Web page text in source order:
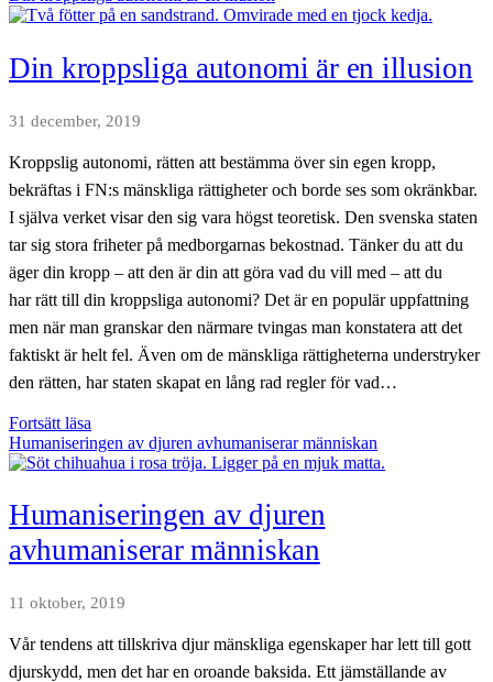
avseende
förträfflighet
Din kroppsliga autonomi är en illusion
31 december, 2019
Kroppslig autonomi, rätten att bestämma över sin egen kropp,
bekräftas i FN:s mänskliga rättigheter och borde ses som okränkbar.
I själva verket visar den sig vara högst teoretisk. Den svenska staten
tar sig stora friheter på medborgarnas bekostnad. Tänker du att du
äger din kropp – att den är din att göra vad du vill med – att du
har rätt till din kroppsliga autonomi? Det är en populär uppfattning
men när man granskar den närmare tvingas man konstatera att det
faktiskt är helt fel. Även om de mänskliga rättigheterna understryker
den rätten, har staten skapat en lång rad regler för vad…
Fortsätt läsa
kroppsliga
autonomi
en
illusion
Humaniseringen av djuren avhumaniserar människan
Humaniseringen av djuren
avhumaniserar människan
11 oktober, 2019
Vår tendens att tillskriva djur mänskliga egenskaper har lett till gott
djurskydd, men det har en oroande baksida. Ett jämställande av